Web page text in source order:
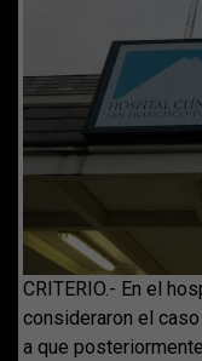
CRITERIO.- En el
consideraron el
a que